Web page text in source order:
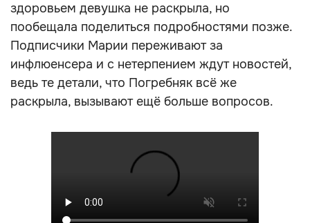
здоровьем девушка не раскрыла, но
пообещала поделиться подробностями позже.
Подписчики Марии переживают за
инфлюенсера и с нетерпением ждут новостей,
ведь те детали, что Погребняк всё же
раскрыла, вызывают ещё больше вопросов.